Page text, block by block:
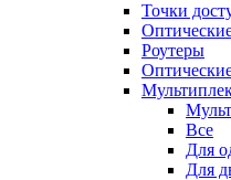
Точки
Роутеры
Все
Для
Для